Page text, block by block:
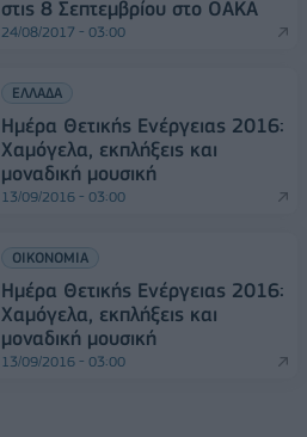
στις 8 Σεπτεμβρίου στο ΟΑΚΑ
24/08/2017 - 03:00
ΕΛΛΑΔΑ
Ημέρα Θετικής Ενέργειας 2016:
Χαμόγελα, εκπλήξεις και
μοναδική μουσική
13/09/2016 - 03:00
ΟΙΚΟΝΟΜΙΑ
Ημέρα Θετικής Ενέργειας 2016:
Χαμόγελα, εκπλήξεις και
μοναδική μουσική
13/09/2016 - 03:00